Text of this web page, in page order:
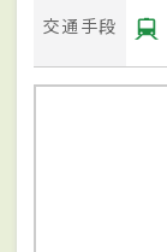
交通手段